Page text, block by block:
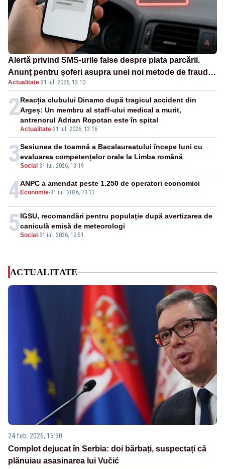
Alertă privind SMS-urile false despre plata parcării.
Anunț pentru șoferi asupra unei noi metode de fraudă
online
Actualitate·31 iul. 2026, 13:10
2
Actualitate-31 iul. 2026, 13:16
Reacția clubului Dinamo după tragicul accident din
Argeș: Un membru al staff-ului medical a murit,
antrenorul Adrian Ropotan este în spital
3Social -31 iul. 2026, 13:19
Sesiunea de toamnă a Bacalaureatului începe luni cu
evaluarea competențelor orale la Limba română
4 Economie-31 iul. 2026, 13:22
ANPC a amendat peste 1.250 de operatori economici
5Social -31 iul. 2026, 12:51
IGSU, recomandări pentru populație după avertizarea de
caniculă emisă de meteorologi
ACTUALITATE
24 feb. 2026, 15:50
Complot dejucat în Serbia: doi bărbați, suspectați că
plănuiau asasinarea lui Vučić